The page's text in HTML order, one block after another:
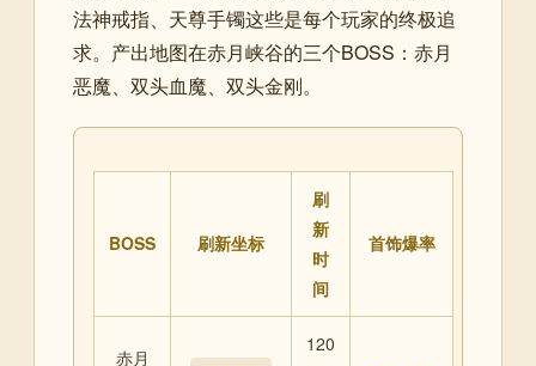
法神戒指、天尊手镯这些是每个玩家的终极追
求。产出地图在赤月峡谷的三个BOSS：赤月
恶魔、双头血魔、双头金刚。
BOSS 刷新坐标
刷
新
时
间
首饰爆率
赤月
120